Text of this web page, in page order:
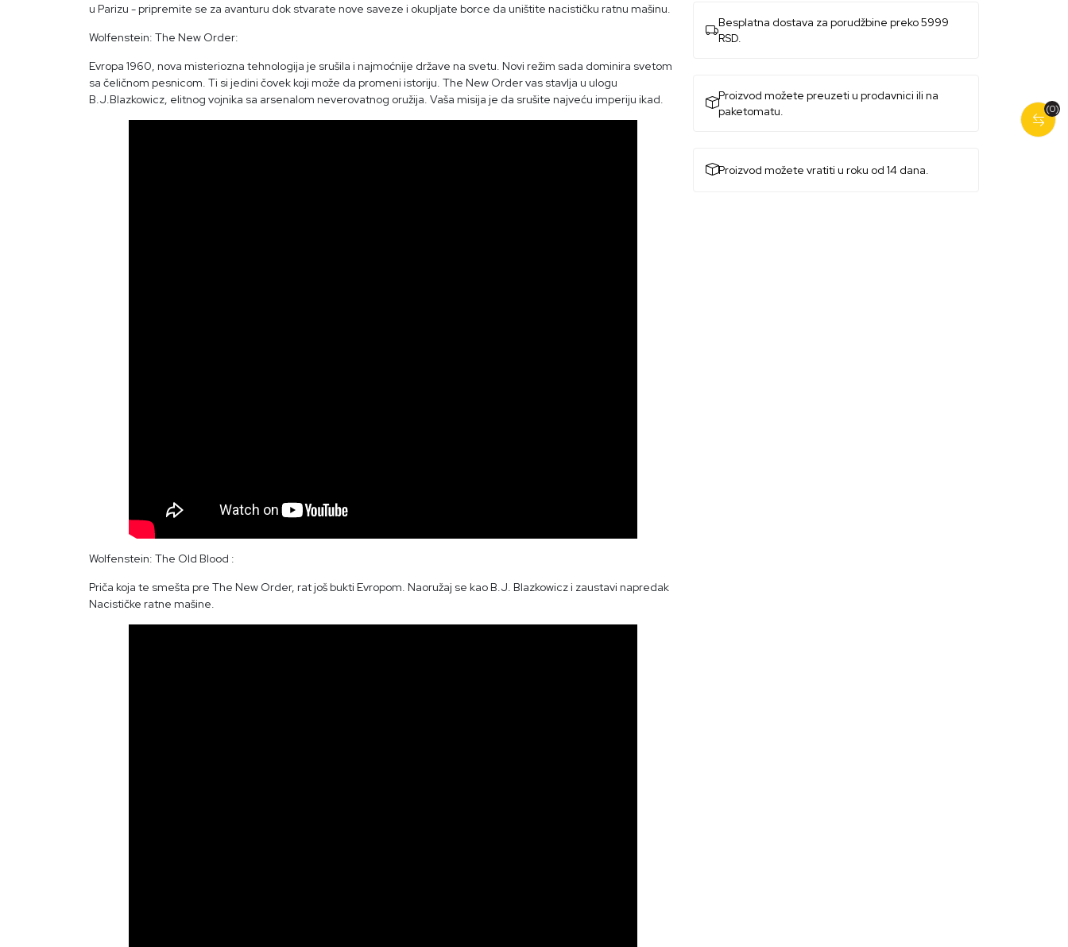
(0)
u Parizu - pripremite se za avanturu dok stvarate nove saveze i okupljate borce da uništite nacističku ratnu mašinu.
Wolfenstein: The New Order:
Evropa 1960, nova misteriozna tehnologija je srušila i najmoćnije države na svetu. Novi režim sada dominira svetom
sa čeličnom pesnicom. Ti si jedini čovek koji može da promeni istoriju. The New Order vas stavlja u ulogu
B.J.Blazkowicz, elitnog vojnika sa arsenalom neverovatnog oružija. Vaša misija je da srušite najveću imperiju ikad.
Wolfenstein: The Old Blood :
Priča koja te smešta pre The New Order, rat još bukti Evropom. Naoružaj se kao B.J. Blazkowicz i zaustavi napredak
Nacističke ratne mašine.
Besplatna dostava za porudžbine preko 5999
RSD.
Proizvod možete preuzeti u prodavnici ili na
paketomatu.
Proizvod možete vratiti u roku od 14 dana.